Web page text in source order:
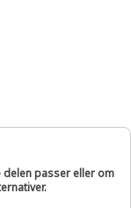
passer eller om